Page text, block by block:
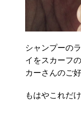
シャンプーの
イをスカーフ
カーさんのご
もはやこれだ